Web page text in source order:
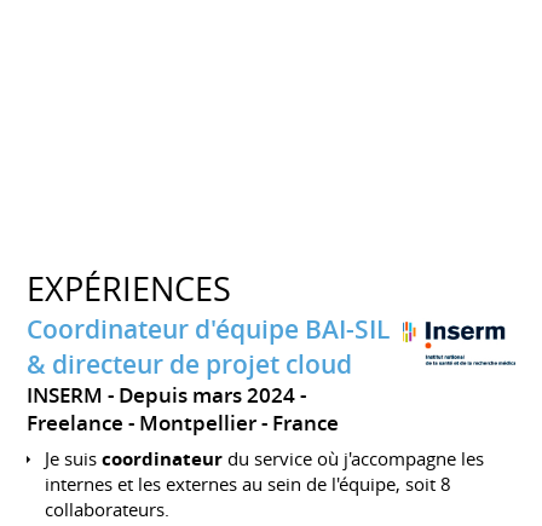
EXPÉRIENCES
Coordinateur d'équipe BAI-SIL
& directeur de projet cloud
INSERM
Depuis mars 2024
Freelance
Montpellier France
Je suiscoordinateur du service où j'accompagne les
internes et les externes au sein de l'équipe, soit 8
collaborateurs.